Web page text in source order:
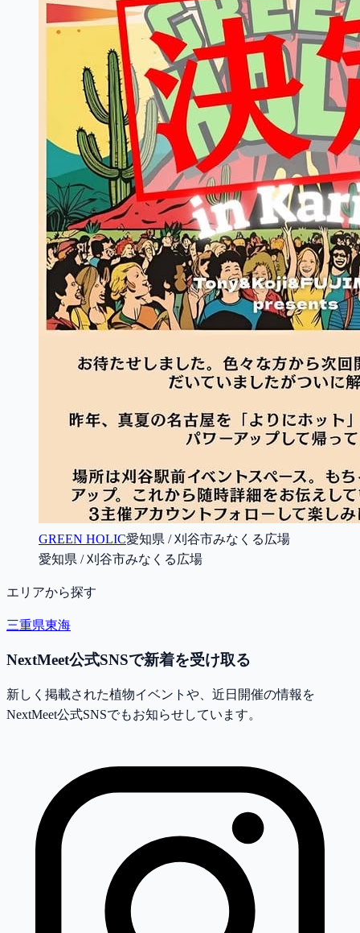
GREEN HOLIC愛知県 / 刈谷市みなくる広場
愛知県 / 刈谷市みなくる広場
エリアから探す
三重県東海
NextMeet公式SNSで新着を受け取る
新しく掲載された植物イベントや、近日開催の情報を
NextMeet公式SNSでもお知らせしています。